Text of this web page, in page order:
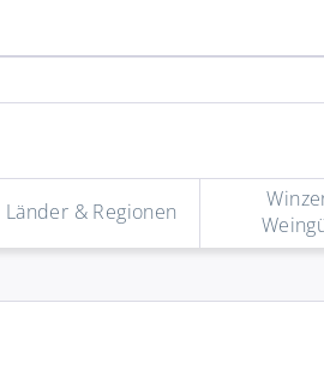
Länder & Regionen